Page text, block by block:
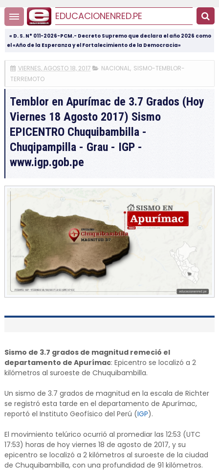
EDUCACIONENRED.PE
« D. S. N° 011-2026-PCM.- Decreto Supremo que declara el año 2026 como
el «Año de la Esperanza y el Fortalecimiento de la Democracia»
VIERNES, AGOSTO 18, 2017 NACIONAL, SISMO-TEMBLOR-
TERREMOTO
Temblor en Apurímac de 3.7 Grados (Hoy
Viernes 18 Agosto 2017) Sismo
EPICENTRO Chuquibambilla -
Chuqipampilla - Grau - IGP -
www.igp.gob.pe
Sismo de 3.7 grados de magnitud remeció el
departamento de Apurímac: Epicentro se localizó a 2
kilómetros al suroeste de Chuquibambilla.
Un sismo de 3.7 grados de magnitud en la escala de Richter
se registró esta tarde en el departamento de Apurímac,
reportó el Instituto Geofísico del Perú (IGP).
El movimiento telúrico ocurrió al promediar las 12:53 (UTC
17:53) horas de hoy viernes 18 de agosto de 2017, y su
epicentro se localizó a 2 kilómetros al suroeste de la ciudad
de Chuquibambilla, con una profundidad de 91 kilómetros.